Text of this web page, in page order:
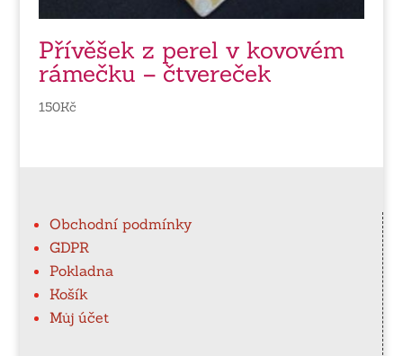
Přívěšek z perel v kovovém
rámečku – čtvereček
150Kč
Obchodní podmínky
GDPR
Pokladna
Košík
Můj účet